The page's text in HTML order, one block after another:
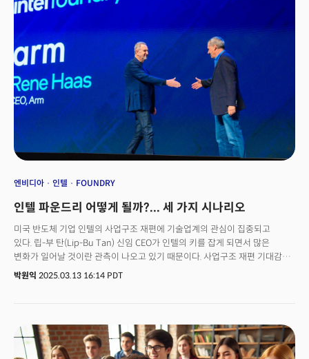
엔비디아 인텔 FOUNDRY
인텔 파운드리 어떻게 될까?... 세 가지 시나리오
미국 반도체 기업 인텔의 사업구조 재편에 기술업계의 관심이 집중되고
있다. 립-부 탄(Lip-Bu Tan) 신임 CEO가 인텔의 키를 잡게 되면서 많은
변화가 일어날 것이란 관측이 나오고 있기 때문이다. 사업구조 재편 기대감에
13일(현지시각) 인텔의 주가는 14.6% 급등한 23.70달러에 거래를 마쳤다.
진스너, 미셸 존스턴 홀트하우스 임시 공동 CEO 체제로 운영됐었다. 탄 신임
CEO는 지난 2024년 8월 인텔 이사회에서 물러난 후 인텔 이사회에 다시
합류하게 됐다.
박원익 2025.03.13 16:14 PDT